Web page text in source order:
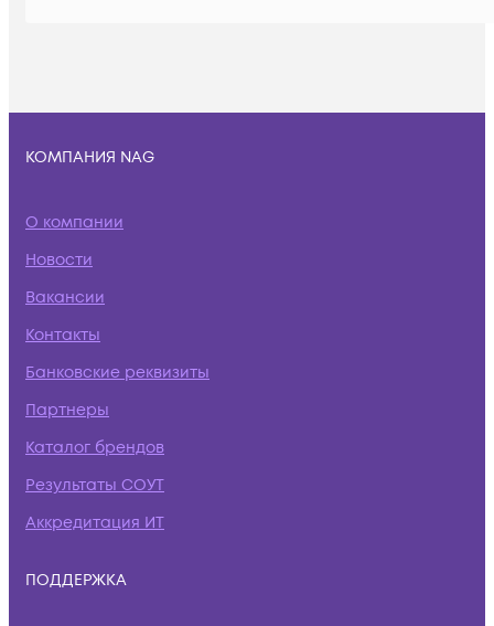
КОМПАНИЯ NAG
О компании
Новости
Вакансии
Контакты
Банковские реквизиты
Партнеры
Каталог брендов
Результаты СОУТ
Аккредитация ИТ
ПОДДЕРЖКА